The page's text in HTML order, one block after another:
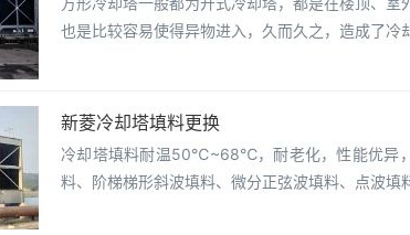
也是比较容易使得异物进入，久而久之，造成了
新菱冷却塔填料更换
冷却塔填料耐温50℃~68℃，耐老化，性能优异
料、阶梯梯形斜波填料、微分正弦波填料、点波